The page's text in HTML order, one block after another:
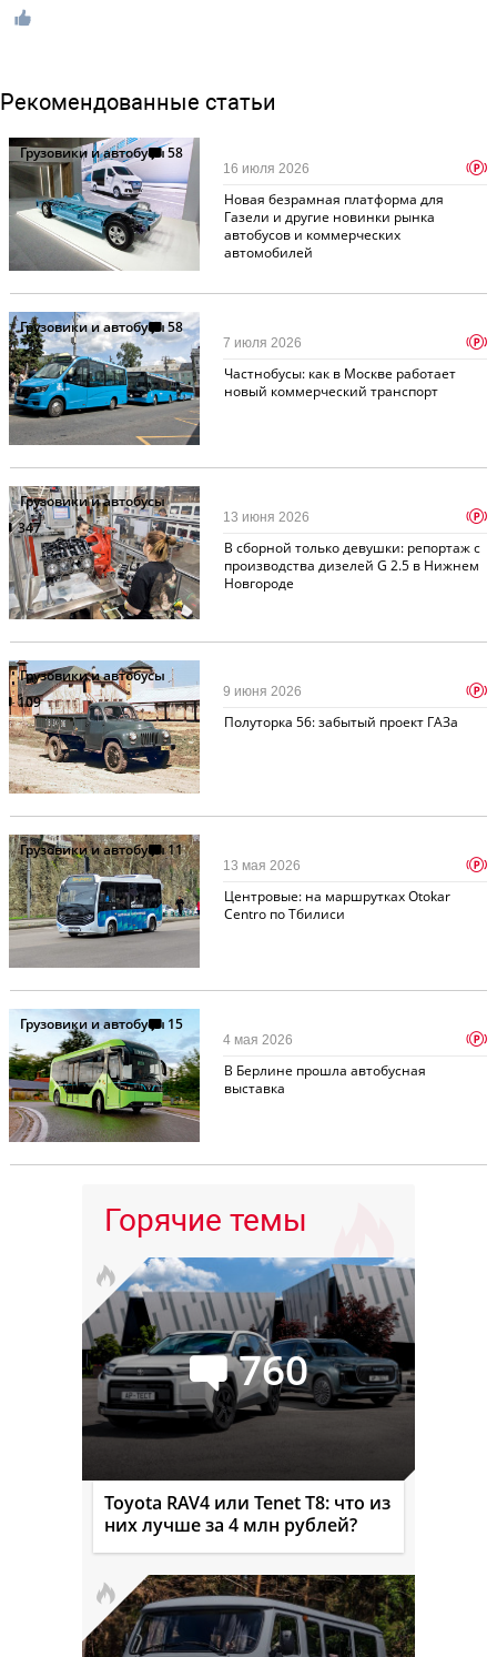
Рекомендованные статьи
Грузовики и автобусы58
Новая безрамная платформа для
Газели и другие новинки рынка
автобусов и коммерческих
автомобилей
16 июля 2026 p
Грузовики и автобусы58
Частнобусы: как в Москве работает
новый коммерческий транспорт
7 июля 2026 p
Грузовики и автобусы
347
В сборной только девушки: репортаж с
производства дизелей G 2.5 в Нижнем
Новгороде
13 июня 2026 p
Грузовики и автобусы
109
Полуторка 56: забытый проект ГАЗа
9 июня 2026 p
Грузовики и автобусы11
Центровые: на маршрутках Otokar
Centro по Тбилиси
13 мая 2026 p
Грузовики и автобусы 15
В Берлине прошла автобусная
выставка
4 мая 2026 p
Горячие темы
760
Toyota RAV4 или Tenet T8: что из
них лучше за 4 млн рублей?